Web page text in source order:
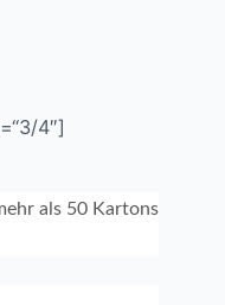
4″]
als 50 Kartons